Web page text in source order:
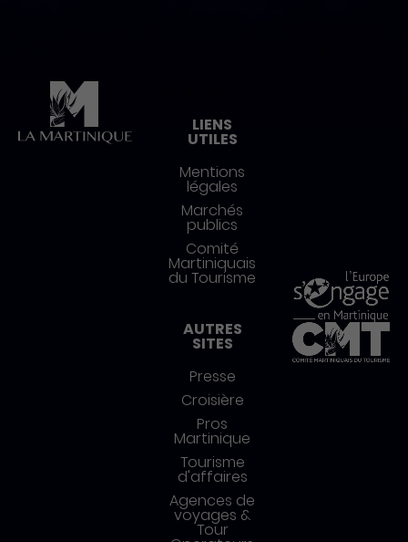
LIENS
UTILES
Mentions
légales
Marchés
publics
Comité
Martiniquais
du Tourisme
AUTRES
SITES
Presse
Croisière
Pros
Martinique
Tourisme
d'affaires
Agences de
voyages &
Tour